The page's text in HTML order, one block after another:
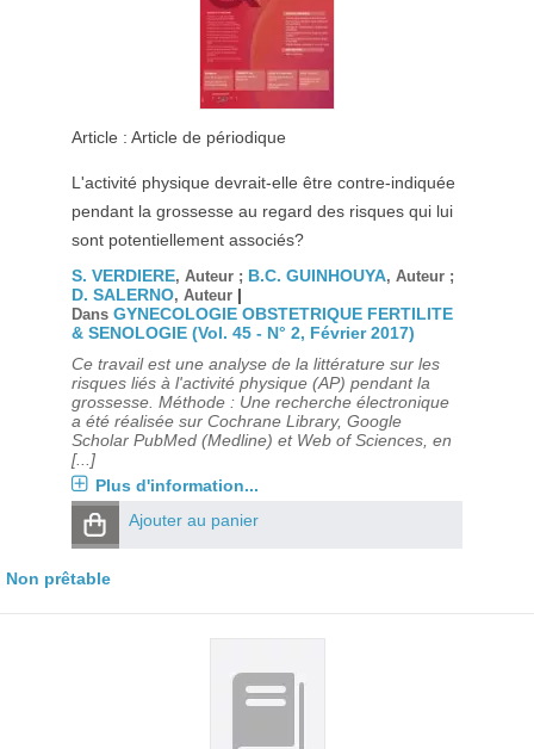
Article : Article de périodique
L'activité physique devrait-elle être contre-indiquée
pendant la grossesse au regard des risques qui lui
sont potentiellement associés?
S. VERDIERE, Auteur ; B.C. GUINHOUYA, Auteur ;
D. SALERNO, Auteur |
Dans GYNECOLOGIE OBSTETRIQUE FERTILITE
& SENOLOGIE (Vol. 45 - N° 2, Février 2017)
Ce travail est une analyse de la littérature sur les
risques liés à l'activité physique (AP) pendant la
grossesse. Méthode : Une recherche électronique
a été réalisée sur Cochrane Library, Google
Scholar PubMed (Medline) et Web of Sciences, en
[...]
Plus d'information...
Ajouter au panier
Non prêtable